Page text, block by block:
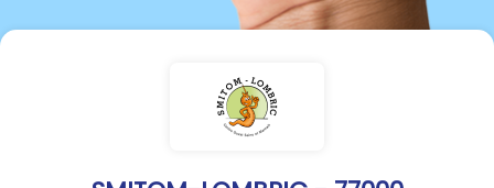
s’appliqueront jusqu’à la levée
de l’alerte.